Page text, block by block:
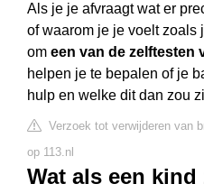
Als je je afvraagt wat er
of waarom je je voelt zoals
om een van de zelftesten
helpen je te bepalen of je
hulp en welke dit dan zou
Verzoek tot verwijderen van
op 113.nl
Wat als een